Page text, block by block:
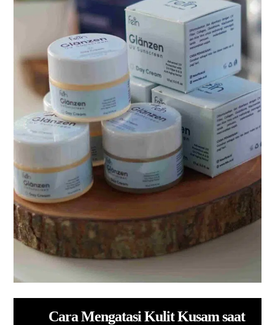
Cara Mengatasi Kulit Kusam saat